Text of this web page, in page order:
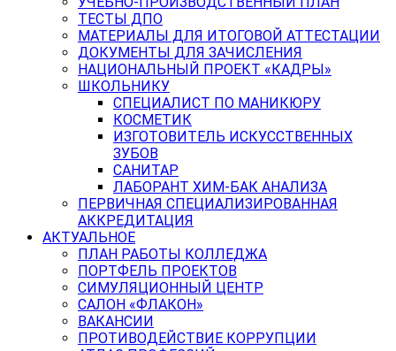
ТЕСТЫ ДПО
МАТЕРИАЛЫ ДЛЯ ИТОГОВОЙ АТТЕСТАЦИИ
ДОКУМЕНТЫ ДЛЯ ЗАЧИСЛЕНИЯ
НАЦИОНАЛЬНЫЙ ПРОЕКТ «КАДРЫ»
ШКОЛЬНИКУ
СПЕЦИАЛИСТ ПО МАНИКЮРУ
КОСМЕТИК
ИЗГОТОВИТЕЛЬ ИСКУССТВЕННЫХ
ЗУБОВ
САНИТАР
ЛАБОРАНТ ХИМ-БАК АНАЛИЗА
ПЕРВИЧНАЯ СПЕЦИАЛИЗИРОВАННАЯ
АККРЕДИТАЦИЯ
АКТУАЛЬНОЕ
ПЛАН РАБОТЫ КОЛЛЕДЖА
ПОРТФЕЛЬ ПРОЕКТОВ
СИМУЛЯЦИОННЫЙ ЦЕНТР
САЛОН «ФЛАКОН»
ВАКАНСИИ
ПРОТИВОДЕЙСТВИЕ КОРРУПЦИИ